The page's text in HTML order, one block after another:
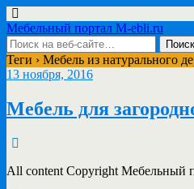
Мебельный портал M-ebli.ru
Теги › Мебель из натурального
13 ноября, 2016
Мебель для
All content Copyright Мебельный